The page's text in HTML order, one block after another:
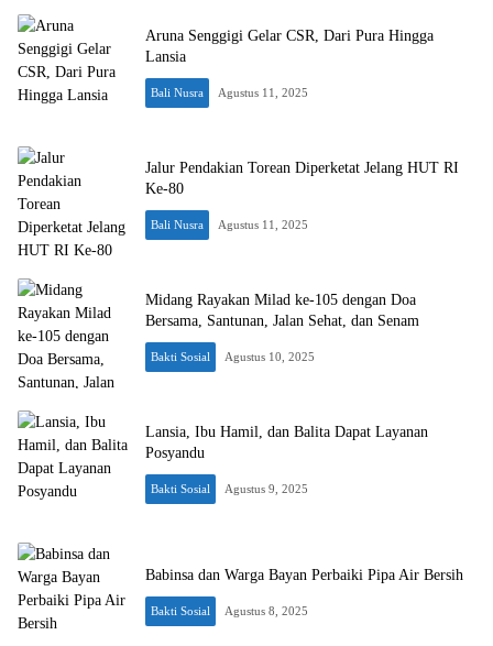
Aruna Senggigi Gelar CSR, Dari Pura Hingga
Lansia
Bali Nusra Agustus 11, 2025
Jalur Pendakian Torean Diperketat Jelang HUT RI
Ke-80
Bali Nusra Agustus 11, 2025
Midang Rayakan Milad ke-105 dengan Doa
Bersama, Santunan, Jalan Sehat, dan Senam
Bakti Sosial Agustus 10, 2025
Lansia, Ibu Hamil, dan Balita Dapat Layanan
Posyandu
Bakti Sosial Agustus 9, 2025
Babinsa dan Warga Bayan Perbaiki Pipa Air Bersih
Bakti Sosial Agustus 8, 2025